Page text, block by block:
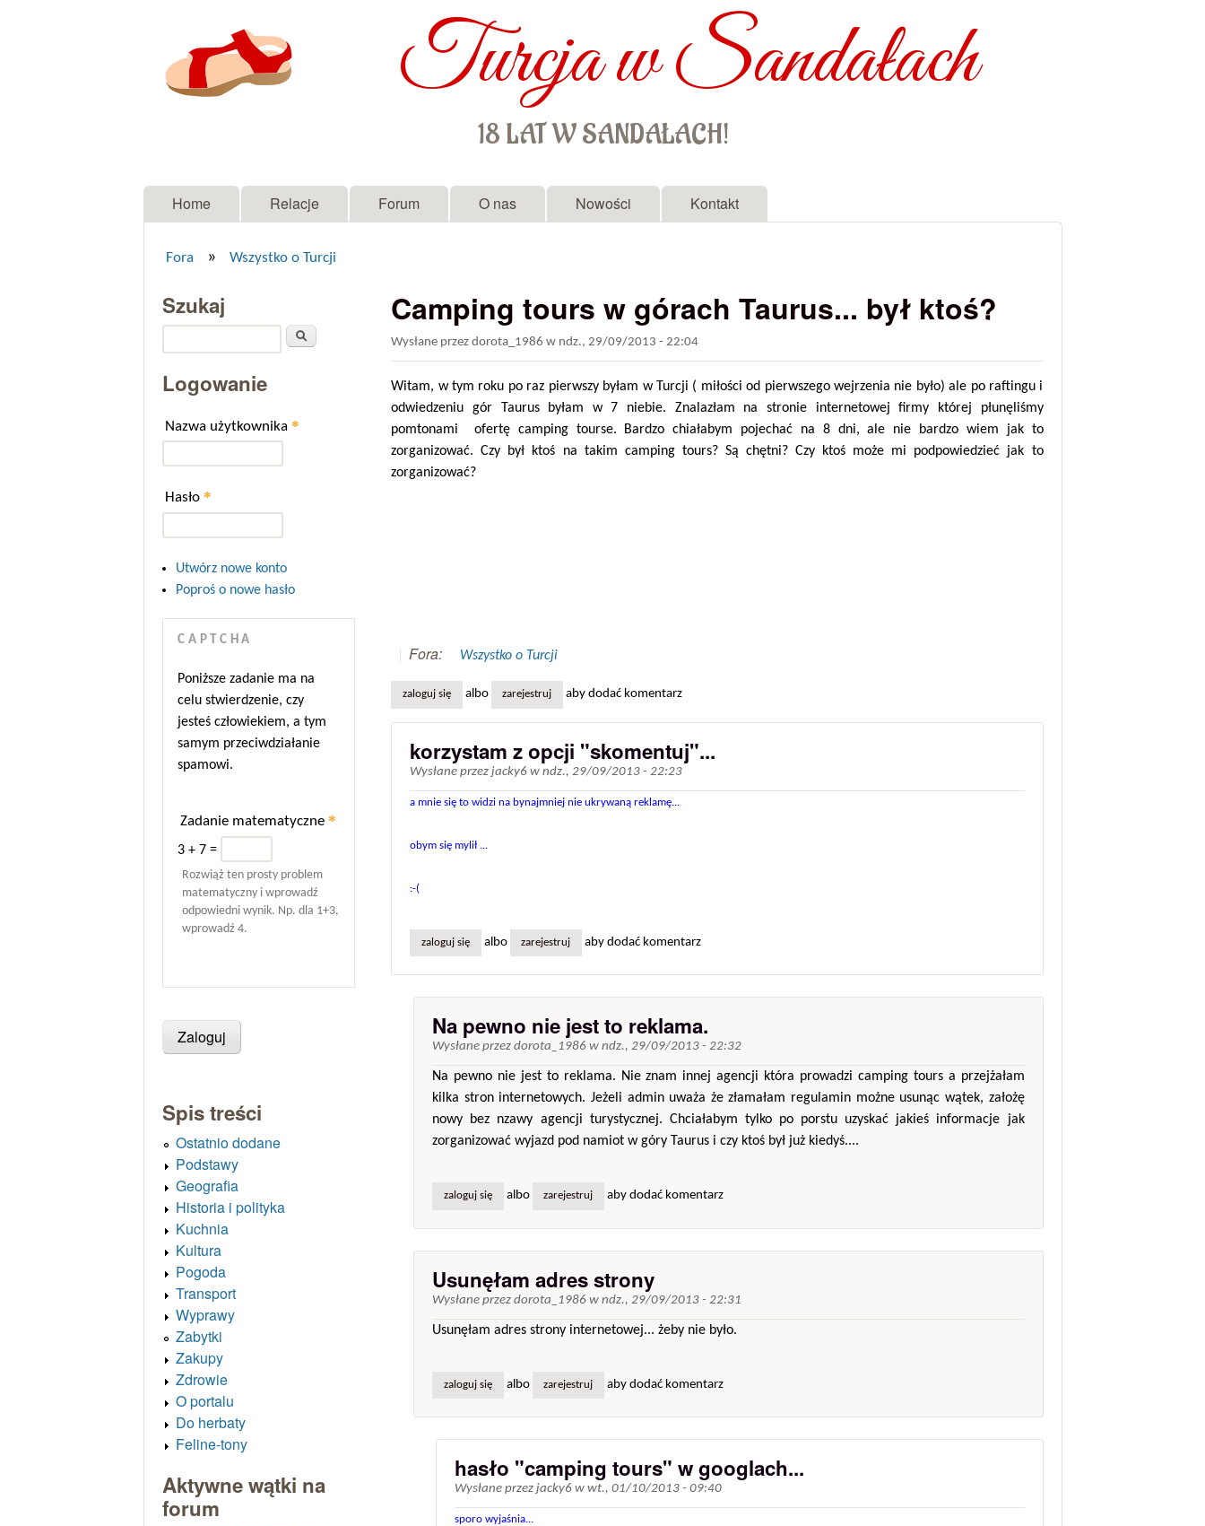
Turcja w Sandałach
18 LAT W SANDAŁACH!
Menu główne
Home Relacje Forum O nas Nowości Kontakt
Fora » Wszystko o Turcji
Camping tours w górach Taurus... był ktoś?
Wysłane przezdorota_1986 w ndz., 29/09/2013 - 22:04
Witam, w tym roku po raz pierwszy byłam w Turcji ( miłości od pierwszego wejrzenia nie było) ale po raftingu i
odwiedzeniu gór Taurus byłam w 7 niebie. Znalazłam na stronie internetowej firmy której płunęliśmy
pomtonami ofertę camping tourse. Bardzo chiałabym pojechać na 8 dni, ale nie bardzo wiem jak to
zorganizować. Czy był ktoś na takim camping tours? Są chętni? Czy ktoś może mi podpowiedzieć jak to
zorganizować?
Fora: Wszystko o Turcji
zaloguj się albo zarejestruj aby dodać komentarz
korzystam z opcji "skomentuj"...
Wysłane przezjacky6 wndz., 29/09/2013 - 22:23
a mnie się to widzi na bynajmniej nie ukrywaną reklamę...
obym się mylił ...
:-(
zaloguj się albo zarejestruj aby dodać komentarz
Na pewno nie jest to reklama.
Wysłane przezdorota_1986 wndz., 29/09/2013 - 22:32
Na pewno nie jest to reklama. Nie znam innej agencji która prowadzi camping tours a przejżałam
kilka stron internetowych. Jeżeli admin uważa że złamałam regulamin możne usunąc wątek, założę
nowy bez nzawy agencji turystycznej. Chciałabym tylko po porstu uzyskać jakieś informacje jak
zorganizować wyjazd pod namiot w góry Taurus i czy ktoś był już kiedyś....
zaloguj się albo zarejestruj aby dodać komentarz
Usunęłam adres strony
Wysłane przezdorota_1986 wndz., 29/09/2013 - 22:31
Usunęłam adres strony internetowej... żeby nie było.
zaloguj się albo zarejestruj aby dodać komentarz
hasło "camping tours" w googlach...
Wysłane przezjacky6 wwt., 01/10/2013 - 09:40
sporo wyjaśnia...
Szukaj
Logowanie
Nazwa użytkownika *
Hasło *
Utwórz nowe konto
Poproś o nowe hasło
CAPTCHA
Poniższe zadanie ma na
celu stwierdzenie, czy
jesteś człowiekiem, a tym
samym przeciwdziałanie
spamowi.
Zadanie matematyczne *
3 + 7 =
Rozwiąż ten prosty problem
matematyczny i wprowadź
odpowiedni wynik. Np. dla 1+3,
wprowadź 4.
Spis treści
Ostatnio dodane
Podstawy
Geografia
Historia i polityka
Kuchnia
Kultura
Pogoda
Transport
Wyprawy
Zabytki
Zakupy
Zdrowie
O portalu
Do herbaty
Feline-tony
Aktywne wątki na
forum